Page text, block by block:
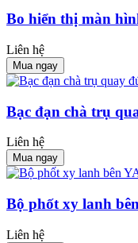
Bo hiển thị màn
Liên hệ
Mua ngay
Bạc đạn chà trụ
Liên hệ
Mua ngay
Bộ phốt xy lanh
Liên hệ